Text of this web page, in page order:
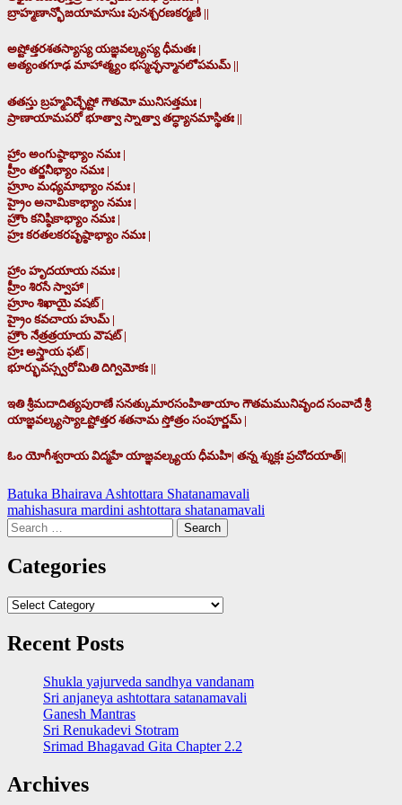
బ్రాహ్మణాన్భోజయామాసుః పునశ్చరణకర్మణి ||
అష్టోత్తరశతస్యాస్య యజ్ఞవల్క్యస్య ధీమతః |
అత్యంతగూఢ మాహాత్మ్యం భస్మచ్ఛన్మానలోపమమ్ ||
తతస్తు బ్రహ్మవిచ్ఛేష్టో గౌతమో మునిసత్తమః |
ప్రాణాయామపరో భూత్వా స్నాత్వా తద్ధ్యానమాస్థితః ||
హ్రాం అంగుష్ఠాభ్యాం నమః |
హ్రీం తర్జనీభ్యాం నమః |
హ్రూం మధ్యమాభ్యాం నమః |
హ్రైం అనామికాభ్యాం నమః |
హ్రౌం కనిష్ఠికాభ్యాం నమః |
హ్రః కరతలకరపృష్ఠాభ్యాం నమః |
హ్రాం హృదయాయ నమః |
హ్రీం శిరసే స్వాహా |
హ్రూం శిఖాయై వషట్ |
హ్రైం కవచాయ హుమ్ |
హ్రౌం నేత్రత్రయాయ వౌషట్ |
హ్రః అస్త్రాయ ఫట్ |
భూర్భువస్స్వరోమితి దిగ్విమోకః ||
ఇతి శ్రీమదాదిత్యపురాణే సనత్కుమారసంహితాయాం గౌతమమునివృంద సంవాదే శ్రీ
యాజ్ఞవల్క్యస్యాఽష్టోత్తర శతనామ స్తోత్రం సంపూర్ణమ్ |
ఓం యోగీశ్వరాయ విద్మహే యాజ్ఞవల్క్యయ ధీమహి| తన్న శ్శుక్లః ప్రచోదయాత్||
Post
navigation
Batuka Bhairava Ashtottara Shatanamavali
mahishasura mardini ashtottara shatanamavali
Search
for:
Categories
Categories
Recent Posts
Shukla yajurveda sandhya vandanam
Sri anjaneya ashtottara satanamavali
Ganesh Mantras
Sri Renukadevi Stotram
Srimad Bhagavad Gita Chapter 2.2
Archives